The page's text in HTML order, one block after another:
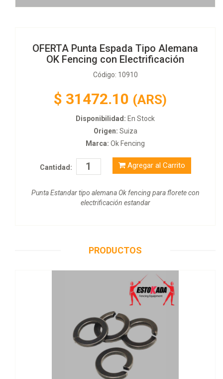
OFERTA Punta Espada Tipo Alemana
OK Fencing con Electrificación
Código: 10910
$ 31472.10 (ARS)
Disponibilidad: En Stock
Origen: Suiza
Marca: Ok Fencing
Cantidad: Agregar al Carrito
Punta Estandar tipo alemana Ok fencing para florete con
electrificación estandar
PRODUCTOS